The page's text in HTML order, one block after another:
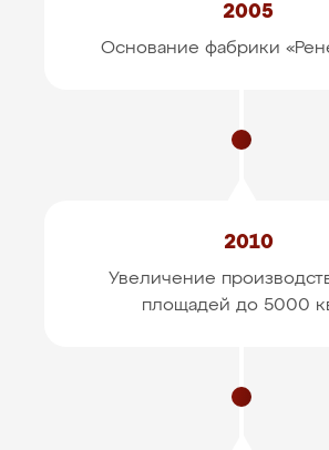
2005
Основание фабрики
2010
Увеличение
площадей до 5000